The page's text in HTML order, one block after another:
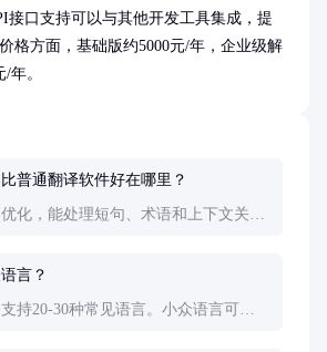
接口支持可以与其他开发工具集成，提
格方面，基础版约5000元/年，企业级解
年。
普通翻译软件好在哪里？
化，能处理短句、术语和上下文关
言？
持20-30种常见语言。小众语言可能